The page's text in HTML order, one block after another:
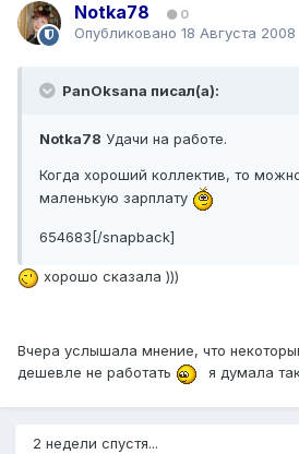
Notka78 0
Опубликовано 18 Августа 2008
PanOksana писал(а):
Notka78 Удачи на работе.
Когда хороший коллектив, то
маленькую зарплату
654683[/snapback]
хорошо сказала )))
Вчера услышала мнение, что
дешевле не работать
я думала
2 недели спустя...